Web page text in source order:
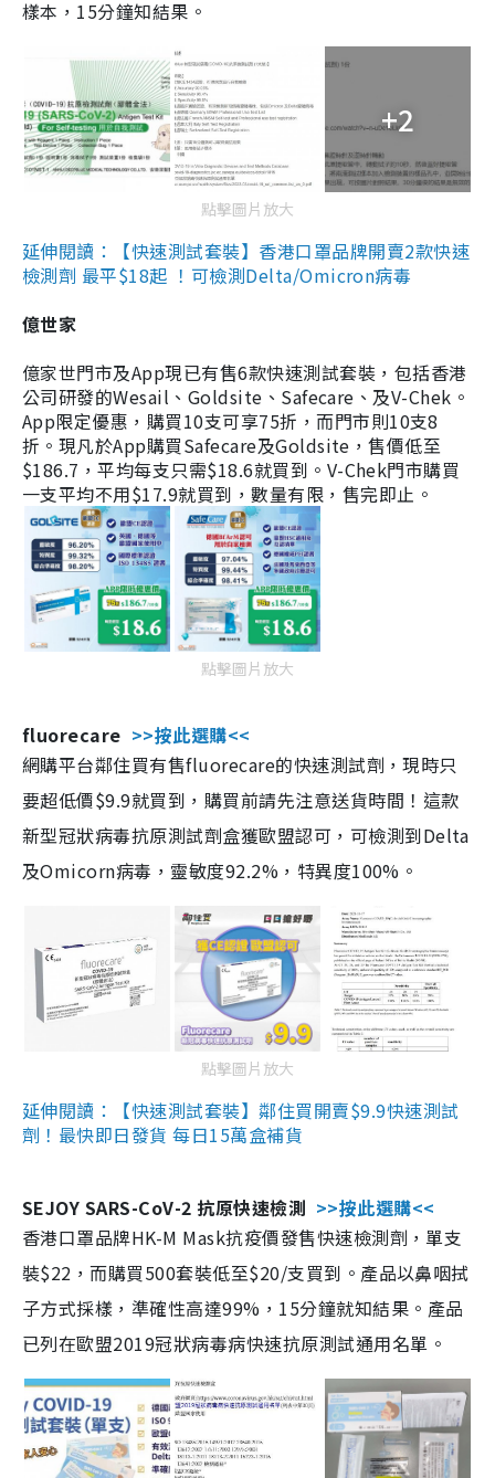
樣本，15分鐘知結果。
+2
點擊圖片放大
延伸閱讀：【快速測試套裝】香港口罩品牌開賣2款快速
檢測劑 最平$18起 ！可檢測Delta/Omicron病毒
億世家
億家世門市及App現已有售6款快速測試套裝，包括香港
公司研發的Wesail、Goldsite、Safecare、及V-Chek。
App限定優惠，購買10支可享75折，而門市則10支8
折。現凡於App購買Safecare及Goldsite，售價低至
$186.7，平均每支只需$18.6就買到。V-Chek門市購買
一支平均不用$17.9就買到，數量有限，售完即止。
點擊圖片放大
fluorecare >>按此選購<<
網購平台鄰住買有售fluorecare的快速測試劑，現時只
要超低價$9.9就買到，購買前請先注意送貨時間！這款
新型冠狀病毒抗原測試劑盒獲歐盟認可，可檢測到Delta
及Omicorn病毒，靈敏度92.2%，特異度100%。
點擊圖片放大
延伸閱讀：【快速測試套裝】鄰住買開賣$9.9快速測試
劑！最快即日發貨 每日15萬盒補貨
SEJOY SARS-CoV-2 抗原快速檢測 >>按此選購<<
香港口罩品牌HK-M Mask抗疫價發售快速檢測劑，單支
裝$22，而購買500套裝低至$20/支買到。產品以鼻咽拭
子方式採樣，準確性高達99%，15分鐘就知結果。產品
已列在歐盟2019冠狀病毒病快速抗原測試通用名單。